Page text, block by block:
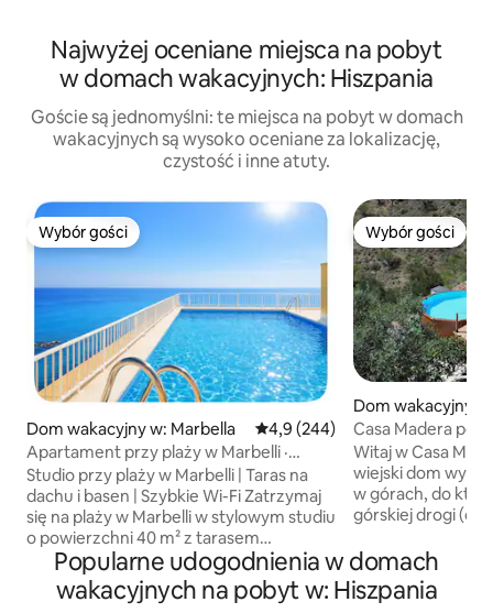
Najwyżej oceniane miejsca na pobyt
w domach wakacyjnych: Hiszpania
Goście są jednomyślni: te miejsca na pobyt w domach
wakacyjnych są wysoko oceniane za lokalizację,
czystość i inne atuty.
Wybór gości
Wybór gości
Dom wakacyjny w: Marbella Średnia ocena: 4,9 na 5, liczba
4,9 (244)
Apartament przy plaży w Marbelli ·
Basen na dachu · Widoki na morze
Studio przy plaży w Marbelli | Taras na
dachu i basen | Szybkie Wi-Fi Zatrzymaj
się na plaży w Marbelli w stylowym studiu
o powierzchni 40 m² z tarasem
z widokiem na morze, łóżkiem typu
king-size + rozkładaną sofą,
klimatyzacją, wentylatorem sufitowym,
Wybór gości
Wybór gości
Dom wakacyjny
r
Casa Madera położony w Montes de
Malaga
Witaj w Casa
wiejski dom
w górach, do
górskiej drogi (do
samochód).
Idealne dla gości,
prywatności w
Popularne udogodnienia w domach
wakacyjnych na pobyt w: Hiszpania